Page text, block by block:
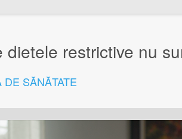
dietele restrictive nu
DE SĂNĂTATE